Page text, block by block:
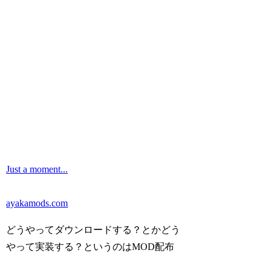
Just a moment...
ayakamods.com
どうやってダウンロードする？とかどう
やって実装する？というのはMOD配布